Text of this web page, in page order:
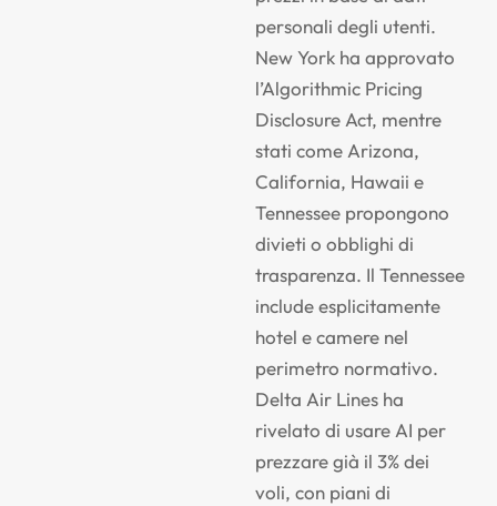
personali degli utenti.
New York ha approvato
l’Algorithmic Pricing
Disclosure Act, mentre
stati come Arizona,
California, Hawaii e
Tennessee propongono
divieti o obblighi di
trasparenza. Il Tennessee
include esplicitamente
hotel e camere nel
perimetro normativo.
Delta Air Lines ha
rivelato di usare AI per
prezzare già il 3% dei
voli, con piani di